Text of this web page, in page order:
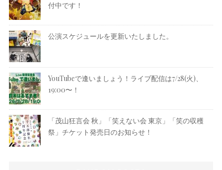
付中です！
公演スケジュールを更新いたしました。
YouTubeで逢いましょう！ライブ配信は7/28(火)、
19:00〜！
「茂山狂言会 秋」「笑えない会 東京」「笑の収穫
祭」チケット発売日のお知らせ！